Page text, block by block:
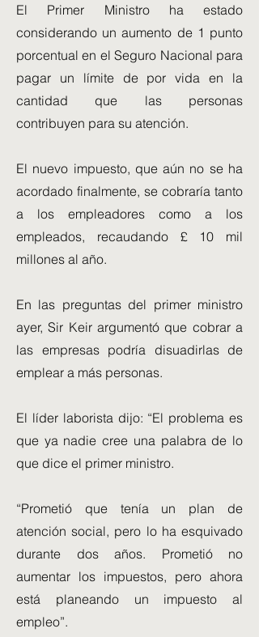
El Primer Ministro ha estado
considerando un aumento de 1 punto
porcentual en el Seguro Nacional para
pagar un límite de por vida en la
cantidad que las personas
contribuyen para su atención.
El nuevo impuesto, que aún no se ha
acordado finalmente, se cobraría tanto
a los empleadores como a los
empleados, recaudando £ 10 mil
millones al año.
En las preguntas del primer ministro
ayer, Sir Keir argumentó que cobrar a
las empresas podría disuadirlas de
emplear a más personas.
El líder laborista dijo: “El problema es
que ya nadie cree una palabra de lo
que dice el primer ministro.
“Prometió que tenía un plan de
atención social, pero lo ha esquivado
durante dos años. Prometió no
aumentar los impuestos, pero ahora
está planeando un impuesto al
empleo”.